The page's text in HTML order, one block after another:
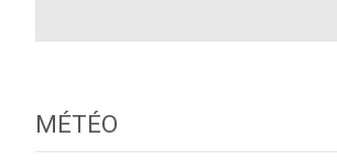
MÉTÉO